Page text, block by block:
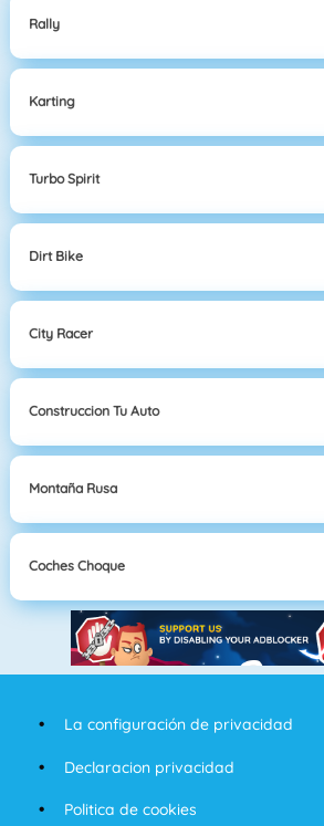
Rally
Karting
Turbo Spirit
Dirt Bike
City Racer
Construccion Tu Auto
Montaña Rusa
Coches Choque
La configuración de privacidad
Declaracion privacidad
Politica de cookies